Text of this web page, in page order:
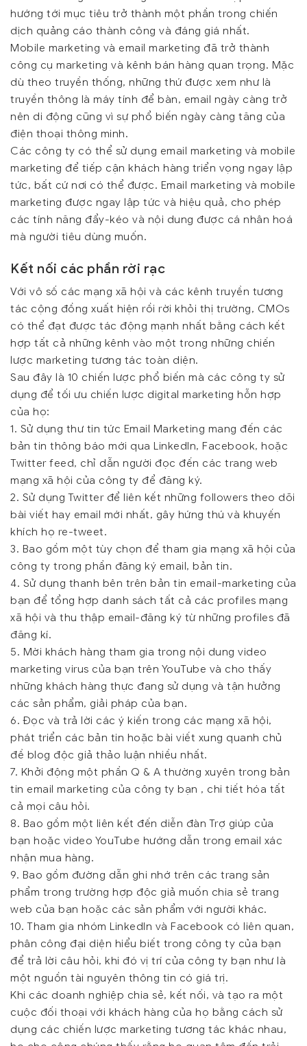
hướng tới mục tiêu trở thành một phần trong chiến
dịch quảng cáo thành công và đáng giá nhất.
Mobile marketing và email marketing đã trở thành
công cụ marketing và kênh bán hàng quan trọng. Mặc
dù theo truyền thống, những thứ được xem như là
truyền thông là máy tính để bàn, email ngày càng trở
nên di động cũng vì sự phổ biến ngày càng tăng của
điện thoại thông minh.
Các công ty có thể sử dụng email marketing và mobile
marketing để tiếp cận khách hàng triển vọng ngay lập
tức, bất cứ nơi có thể được. Email marketing và mobile
marketing được ngay lập tức và hiệu quả, cho phép
các tính năng đẩy-kéo và nội dung được cá nhân hoá
mà người tiêu dùng muốn.
Kết nối các phần rời rạc
Với vô số các mạng xã hội và các kênh truyền tương
tác cộng đồng xuất hiện rồi rời khỏi thị trường, CMOs
có thể đạt được tác động mạnh nhất bằng cách kết
hợp tất cả những kênh vào một trong những chiến
lược marketing tương tác toàn diện.
Sau đây là 10 chiến lược phổ biến mà các công ty sử
dụng để tối ưu chiến lược digital marketing hỗn hợp
của họ:
1. Sử dụng thư tin tức Email Marketing mang đến các
bản tin thông báo mới qua LinkedIn, Facebook, hoặc
Twitter feed, chỉ dẫn người đọc đến các trang web
mạng xã hội của công ty để đăng ký.
2. Sử dụng Twitter để liên kết những followers theo dõi
bài viết hay email mới nhất, gây hứng thú và khuyến
khích họ re-tweet.
3. Bao gồm một tùy chọn để tham gia mạng xã hội của
công ty trong phần đăng ký email, bản tin.
4. Sử dụng thanh bên trên bản tin email-marketing của
bạn để tổng hợp danh sách tất cả các profiles mạng
xã hội và thu thập email-đăng ký từ những profiles đã
đăng kí.
5. Mời khách hàng tham gia trong nội dung video
marketing virus của bạn trên YouTube và cho thấy
những khách hàng thực đang sử dụng và tận hưởng
các sản phẩm, giải pháp của bạn.
6. Đọc và trả lời các ý kiến trong các mạng xã hội,
phát triển các bản tin hoặc bài viết xung quanh chủ
đề blog độc giả thảo luận nhiều nhất.
7. Khởi động một phần Q & A thường xuyên trong bản
tin email marketing của công ty bạn , chi tiết hóa tất
cả mọi câu hỏi.
8. Bao gồm một liên kết đến diễn đàn Trợ giúp của
bạn hoặc video YouTube hướng dẫn trong email xác
nhận mua hàng.
9. Bao gồm đường dẫn ghi nhớ trên các trang sản
phẩm trong trường hợp độc giả muốn chia sẻ trang
web của bạn hoặc các sản phẩm với người khác.
10. Tham gia nhóm LinkedIn và Facebook có liên quan,
phân công đại diện hiểu biết trong công ty của bạn
để trả lời câu hỏi, khi đó vị trí của công ty bạn như là
một nguồn tài nguyên thông tin có giá trị.
Khi các doanh nghiệp chia sẻ, kết nối, và tạo ra một
cuộc đối thoại với khách hàng của họ bằng cách sử
dụng các chiến lược marketing tương tác khác nhau,